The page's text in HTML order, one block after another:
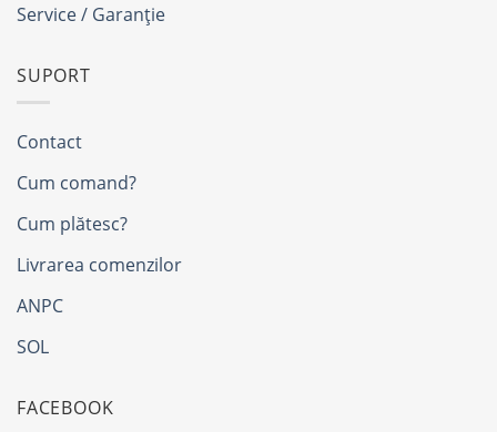
Service / Garanție
SUPORT
Contact
Cum comand?
Cum plătesc?
Livrarea comenzilor
ANPC
SOL
FACEBOOK